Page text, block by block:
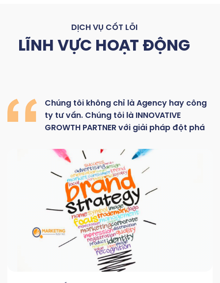
DỊCH VỤ CỐT LÕI
LĨNH VỰC HOẠT ĐỘNG
Chúng tôi không chỉ là Agency hay công
ty tư vấn. Chúng tôi là
INNOVATIVE
GROWTH PARTNER với giải pháp đột phá